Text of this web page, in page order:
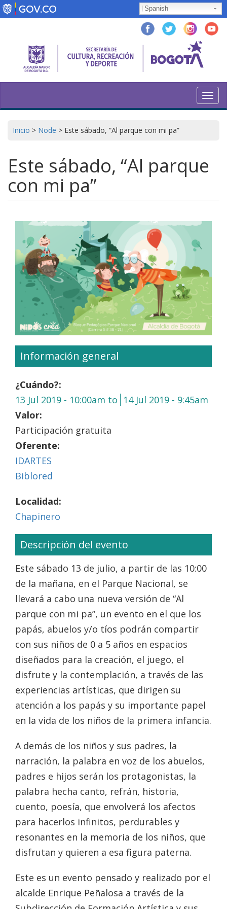
Skip
to
Spanish
Inicio > Node > Este sábado, “Al parque con mi pa”
Este sábado, “Al parque
con mi pa”
Información general
¿Cuándo?:
13 Jul 2019 - 10:00am to 14 Jul 2019 - 9:45am
Valor:
Participación gratuita
Oferente:
IDARTES
Biblored
Localidad:
Chapinero
Descripción del evento
Este sábado 13 de julio, a partir de las 10:00
de la mañana, en el Parque Nacional, se
llevará a cabo una nueva versión de “Al
parque con mi pa”, un evento en el que los
papás, abuelos y/o tíos podrán compartir
con sus niños de 0 a 5 años en espacios
diseñados para la creación, el juego, el
disfrute y la contemplación, a través de las
experiencias artísticas, que dirigen su
atención a los papás y su importante papel
en la vida de los niños de la primera infancia.
A demás de los niños y sus padres, la
narración, la palabra en voz de los abuelos,
padres e hijos serán los protagonistas, la
palabra hecha canto, refrán, historia,
cuento, poesía, que envolverá los afectos
para hacerlos infinitos, perdurables y
resonantes en la memoria de los niños, que
disfrutan y quieren a esa figura paterna.
Este es un evento pensado y realizado por el
alcalde Enrique Peñalosa a través de la